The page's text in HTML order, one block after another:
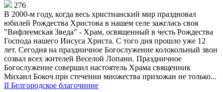
276
В 2000-м году, когда весь христианский мир праздновал
юбилей Рождества Христова в нашем селе зажглась своя
"Вифлеемская Зведа" - Храм, освященный в честь Рождества
Господа нашего Иисуса Христа. С того дня прошло уже 12
лет. Сегодня на праздничное Богослужение колокольный звон
созвал всех жителей Веселой Лопани. Праздничное
Богослужение совершил настоятель Храма священник
Михаил Бокоч при стечении множества прихожан не только...
II Белгородское благочиние